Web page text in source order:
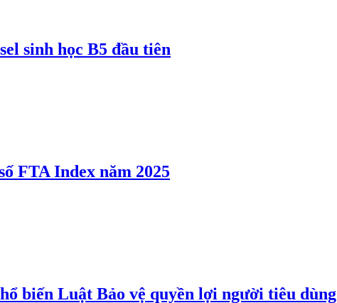
sinh học B5 đầu tiên
FTA Index năm 2025
biến Luật Bảo vệ quyền lợi người tiêu dùng